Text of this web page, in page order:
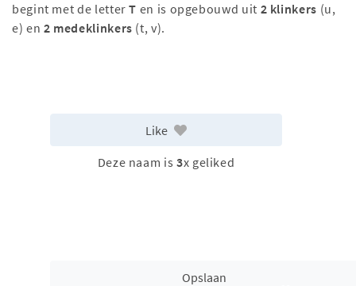
begint met de letterT en is opgebouwd uit 2 klinkers (u,
e) en 2 medeklinkers (t, v).
Like
Deze naam is 3x geliked
Opslaan